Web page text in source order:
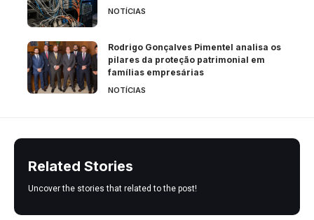
NOTÍCIAS
Rodrigo Gonçalves Pimentel analisa os
pilares da proteção patrimonial em
famílias empresárias
NOTÍCIAS
Related Stories
Uncover the stories that related to the post!